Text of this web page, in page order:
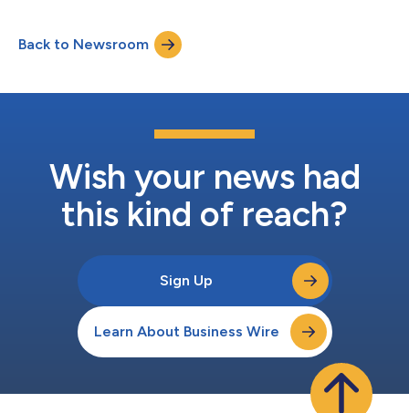
especializadas de su tipo en el mundo y la más grande de la
región, es organizada por la DEWA bajo las directrices de Su
Alteza el Jeque Mohammed bin Rashid...
Back to Newsroom
Wish your news had
this kind of reach?
Sign Up
Learn About Business Wire